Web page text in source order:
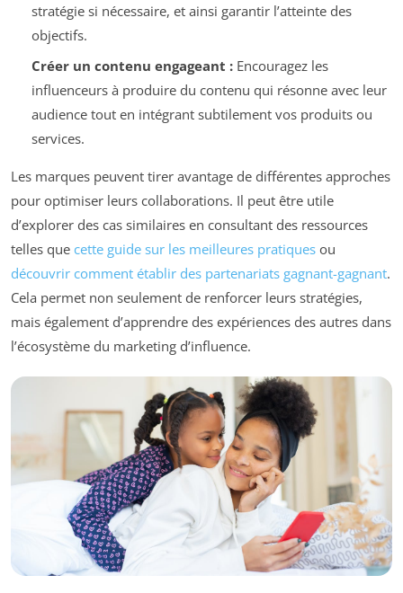
stratégie si nécessaire, et ainsi garantir l’atteinte des
objectifs.
Créer un contenu engageant :Encouragez les
influenceurs à produire du contenu qui résonne avec leur
audience tout en intégrant subtilement vos produits ou
services.
Les marques peuvent tirer avantage de différentes approches
pour optimiser leurs collaborations. Il peut être utile
d’explorer des cas similaires en consultant des ressources
telles que cette guide sur les meilleures pratiques ou
découvrir comment établir des partenariats gagnant-gagnant.
Cela permet non seulement de renforcer leurs stratégies,
mais également d’apprendre des expériences des autres dans
l’écosystème du marketing d’influence.